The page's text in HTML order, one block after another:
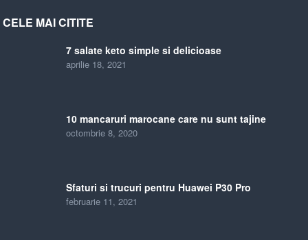
CELE MAI CITITE
7 salate keto simple si delicioase
aprilie 18, 2021
10 mancaruri marocane care nu sunt tajine
octombrie 8, 2020
Sfaturi si trucuri pentru Huawei P30 Pro
februarie 11, 2021